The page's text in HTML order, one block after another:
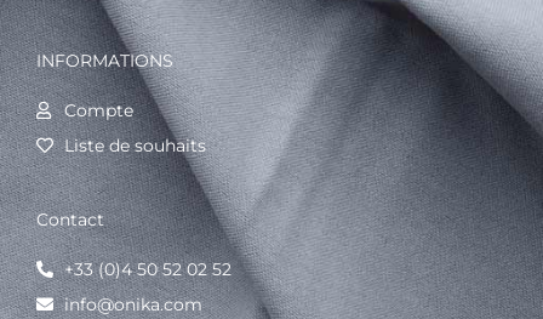
INFORMATIONS
Compte
Liste de souhaits
Contact
+33 (0)4 50 52 02 52
info@onika.com